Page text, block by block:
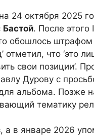
24 октября 2025
Бастой. После этого
обошлось
отметил, что ‘это
свои позиции’.
Дурову с
альбома. Позже
тематику
в январе 2026